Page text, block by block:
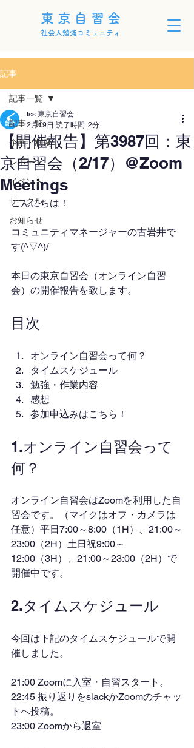
東京自習会
社会人勉強コミュニティ
記事
記事一覧
企画・制度
レポート
イベント
サークル
お知らせ
記事一覧
【開催報告】第3987回：東
京自習会（2/17）@Zoom
Meetings
tss 東京自習会
2月19日 読了時間: 2分
こんにちは！
コミュニティマネージャーの古岩井で
す(^▽^)/
本日の東京自習会（オンライン自習
会）の開催報告を致します。
目次
オンライン自習会って何？
タイムスケジュール
勉強・作業内容
感想
参加申込みはこちら！
1.オンライン自習会って
何？
オンライン自習会はZoomを利用した自
習会です。（マイクはオフ・カメラは
任意）平日7:00～8:00（1H）、21:00～
23:00（2H）土日祝9:00～
12:00（3H）、21:00～23:00（2H）で
開催中です。
2.タイムスケジュール
今回は下記のタイムスケジュールで開
催しました。
21:00 Zoomに入室・自習スタート。
22:45 振り返りをslackかZoomのチャッ
トへ投稿。
23:00 Zoomから退室